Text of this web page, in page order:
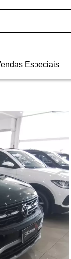
Especiais